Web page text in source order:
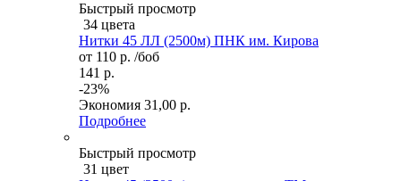
Быстрый просмотр
34 цвета
Нитки 45 ЛЛ (2500м) ПНК им. Кирова
от 110 р. /боб
141 р.
-23%
Экономия 31,00 р.
Подробнее
Быстрый просмотр
31 цвет